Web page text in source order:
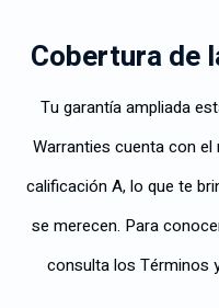
Cobertura de
Tu garantía ampliada
Warranties cuenta con
calificación A, lo que te
se merecen. Para
consulta los Términos